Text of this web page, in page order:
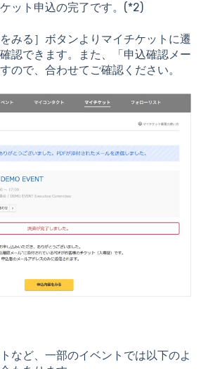
ット申込の完了です。(*2)
みる］ボタンよりマイチケットに遷
認できます。また、「申込確認メー
ので、合わせてご確認ください。
など、一部のイベントでは以下のよ